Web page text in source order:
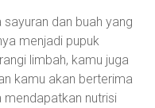
dan buah yang
menjadi pupuk
limbah, kamu juga
kamu akan berterima
mendapatkan nutrisi